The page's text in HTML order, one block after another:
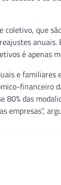
que
é apenas
e
financeiro
das
empresas”,